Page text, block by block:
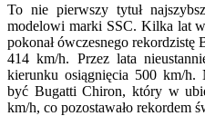
To nie pierwszy tytuł
modelowi marki SSC. Kilka lat
pokonał ówczesnego rekordzistę
414 km/h. Przez lata
kierunku osiągnięcia 500 km/h.
być Bugatti Chiron, który w
km/h, co pozostawało rekordem